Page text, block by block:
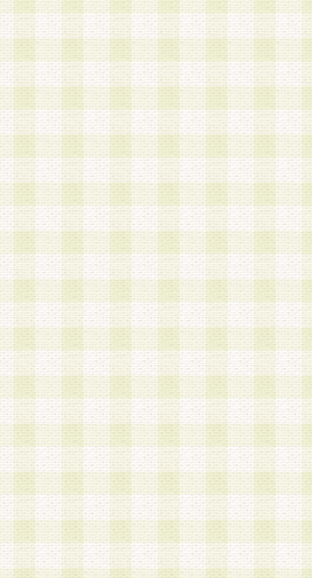
a.既に登録されている会員と同一のメールアドレ
録する場合
b.本サービスと同様のサービスを提供している企
業に従事していると思われる本人またはその家族
場合
c.その他当社が不適切と判断する場合
2.当社は、会員登録希望者を会員として承認する
した 場合、会員登録希望者による会員登録手続
による承認後の場合であっても、会員登録の取り
の抹消を、当社が適切と判 断する方法・手段に
とができるものとします。
3.会員登録希望者が18歳未満、成年被後見人、被
人 である場合は、親権者などの法定代理人の同
録を行うものとします。なお、義務教育学齢に該
者については、登録時に 当社が別途定める方法
権者による承認手続きを行うものとします。
第3条 会員の登録方法
1.会員登録手続きは、会員登録希望者本人が行う
る登録は一切認められないものとします。
2.会員登録希望者は、本規約に同意の後、当社指
画 面」において、当社が指定する必要事項を入
を行うものとします。当社は、会員登録を承認し
会員として本サービスを 受けるためのログイン
を付与します。
3.会員は、会員登録の際に申告する登録情報の全
いかなる虚偽の申告をも行ってはならないものと
4.会員は、複数のログインＩＤおよびパスワード
いものとします。